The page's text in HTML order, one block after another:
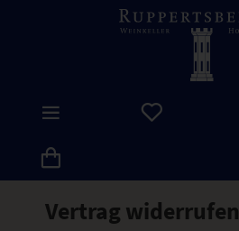
Vertrag widerrufen